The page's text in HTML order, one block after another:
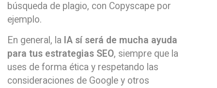
búsqueda de plagio, con Copyscape por
ejemplo.
En general, la IA sí será de mucha ayuda
para tus estrategias SEO, siempre que la
uses de forma ética y respetando las
consideraciones de Google y otros